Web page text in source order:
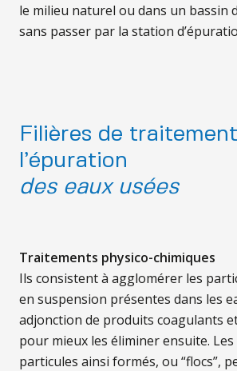
le milieu naturel ou dans un bassin
sans passer par la station
Filières de
l’épuration
des eaux usées
Traitements physico-chimiques
Ils consistent à agglomérer les
en suspension présentes dans les
adjonction de produits coagulants
pour mieux les éliminer ensuite. Les
particules ainsi formés, ou “flocs”,